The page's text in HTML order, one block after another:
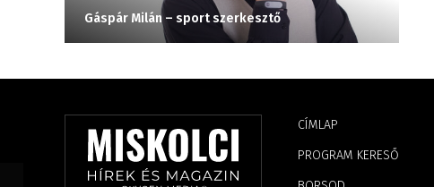
Gáspár Milán – sport szerkesztő
CÍMLAP
PROGRAM KERESŐ